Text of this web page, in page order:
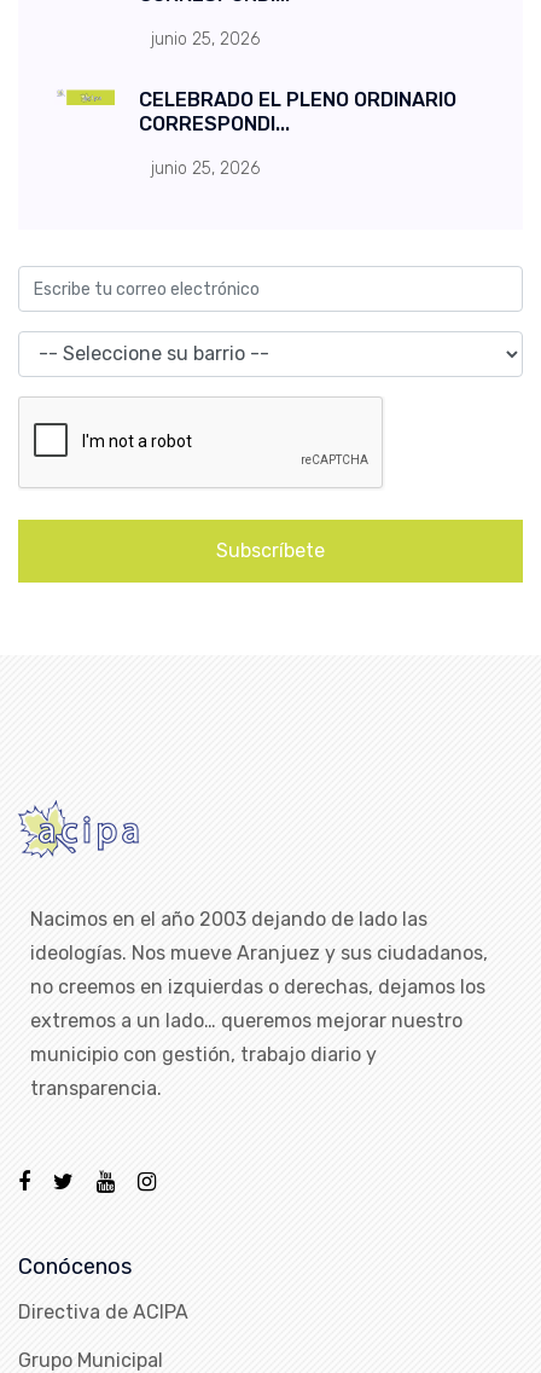
junio 25, 2026
CELEBRADO EL PLENO ORDINARIO
CORRESPONDI...
junio 25, 2026
Subscríbete
Nacimos en el año 2003 dejando de lado las
ideologías. Nos mueve Aranjuez y sus ciudadanos,
no creemos en izquierdas o derechas, dejamos los
extremos a un lado… queremos mejorar nuestro
municipio con gestión, trabajo diario y
transparencia.
Conócenos
Directiva de ACIPA
Grupo Municipal